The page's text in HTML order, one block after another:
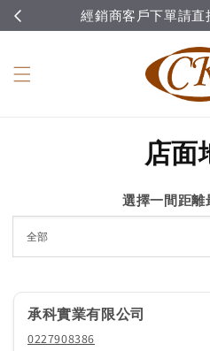
經銷商客戶下單請直
店面
選擇一間距離
承科實業有限公司
0227908386